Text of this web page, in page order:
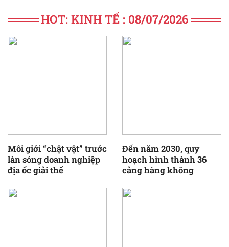
HOT: KINH TẾ : 08/07/2026
Môi giới “chật vật” trước
làn sóng doanh nghiệp
địa ốc giải thể
Đến năm 2030, quy
hoạch hình thành 36
cảng hàng không